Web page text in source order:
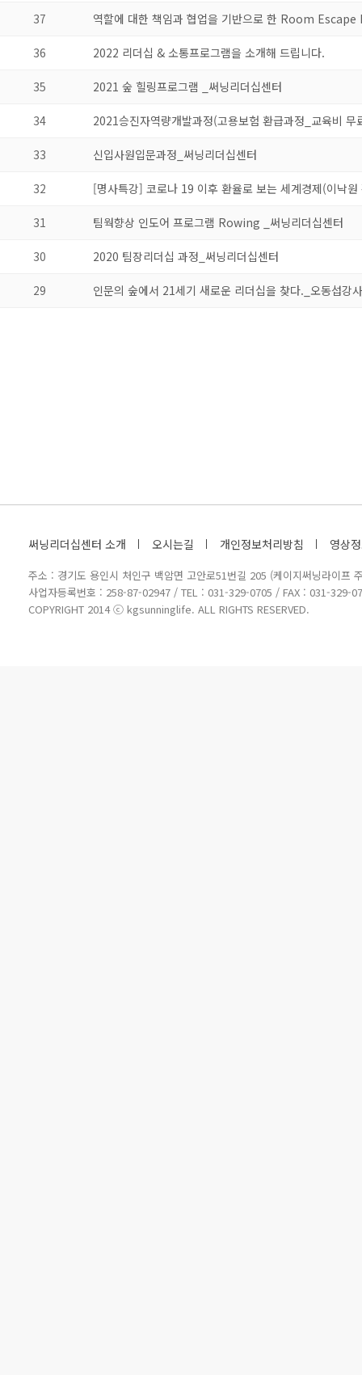
37 역할에 대한 책임과 협업을 기반으로 한 Room
36 2022 리더십 & 소통프로그램을 소개해 드립니다.
35 2021 숲 힐링프로그램 _써닝리더십센터
34 2021승진자역량개발과정(고용보험 환급과정_교육비 무
33 신입사원입문과정_써닝리더십센터
32 [명사특강] 코로나 19 이후 환율로 보는 세계경제(이낙
31 팀웍향상 인도어 프로그램 Rowing _써닝리더십센터
30 2020 팀장리더십 과정_써닝리더십센터
29 인문의 숲에서 21세기 새로운 리더십을 찾다._오동섭강사
써닝리더십센터 소개 오시는길 개인정보처리방침 영상
주소 : 경기도 용인시 처인구 백암면 고안로51번길 205 (케이지써닝라이프
사업자등록번호 : 258-87-02947 / TEL : 031-329-0705 / FAX : 031-
COPYRIGHT 2014 ⓒ kgsunninglife. ALL RIGHTS RESERVED.